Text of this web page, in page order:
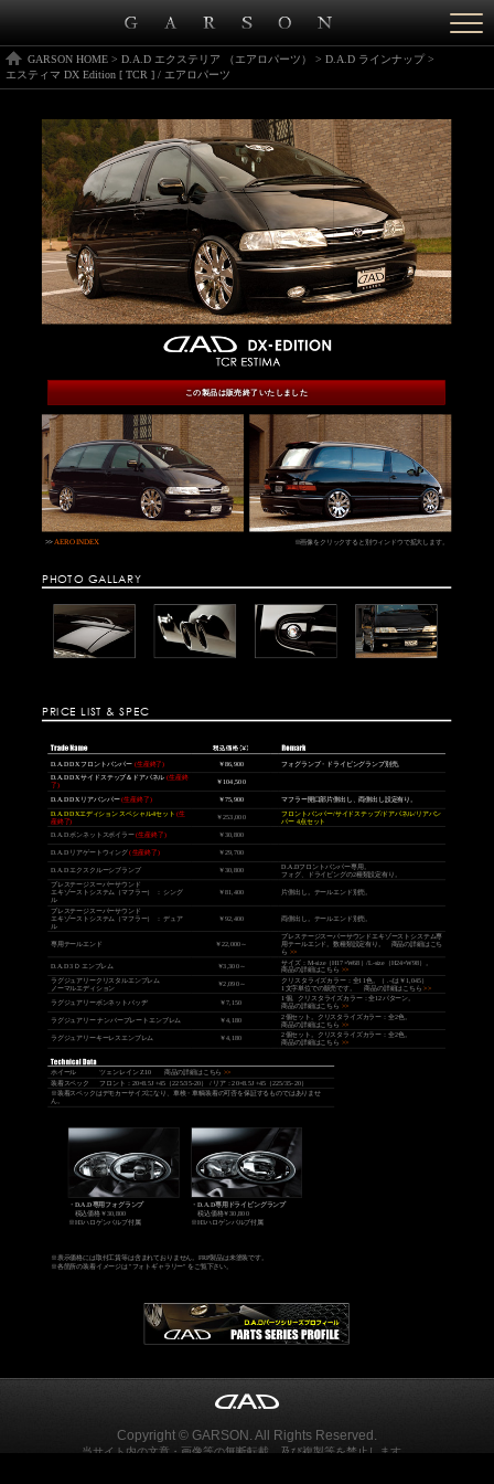
GARSON HOME > D.A.D エクステリア （エアロパーツ） > D.A.D ラインナップ>
エスティマ DX Edition [ TCR ] / エアロパーツ
この製品は販売終了いたしました
>>AERO INDEX ※画像をクリックすると別ウィンドウで拡大します。
PHOTO GALLARY
PRICE LIST & SPEC
D.A.D DX フロントバンパー (生産終了) ￥86,900 フォグランプ・ドライビングランプ別売。
D.A.D DX サイドステップ＆ドアパネル (生産終
了)
￥104,500
D.A.D DX リアバンパー(生産終了) ￥75,900
マフラー開口部片側出し、両側出し設定有り。
D.A.D DXエディション スペシャル4セット (生
産終了)
￥253,000
フロントバンパー/サイドステップ/ドアパネル/リアバン
パー 4点セット
D.A.D ボンネットスポイラー(生産終了) ￥30,800
D.A.D リアゲートウィング(生産終了) ￥29,700
D.A.D エクスクルーシブランプ ￥30,800
D.A.Dフロントバンパー専用。
フォグ、ドライビングの2種類設定有り。
プレステージスーパーサウンド
エキゾーストシステム（マフラー） ： シング
ル
￥81,400 片側出し。テールエンド別売。
プレステージスーパーサウンド
エキゾーストシステム（マフラー） ： デュア
ル
￥92,400 両側出し。テールエンド別売。
専用テールエンド ￥22,000～
プレステージスーパーサウンドエキゾーストシステム専
用テールエンド。数種類設定有り。商品の詳細はこち
ら >>
D.A.D 3Ｄ エンブレム ￥3,300～
サイズ：M-size（H17×W68）/L-size（H24×W98）。
商品の詳細はこちら >>
ラグジュアリークリスタルエンブレム
ノーマルエディション
￥2,090～ クリスタライズカラー：全11色。（ .-/は ￥1,045）
1文字単位での販売です。商品の詳細はこちら >>
ラグジュアリーボンネットバッヂ
￥7,150 1個。クリスタライズカラー：全12パターン。
商品の詳細はこちら >>
ラグジュアリー ナンバープレートエンブレム
￥4,180
2個セット。クリスタライズカラー：全2色。
商品の詳細はこちら >>
ラグジュアリーキーレスエンブレム
￥4,180
2個セット。クリスタライズカラー：全2色。
商品の詳細はこちら >>
ホイール ツェンレイン Z10商品の詳細はこちら >>
装着スペック
フロント：20×8.5J +45（225/35-20） / リア：20×8.5J +45（225/35-20）
※装着スペックはデモカーサイズになり、車検・車輌装着の可否を保証するものではありませ
ん。
・ D.A.D専用フォグランプ
税込価格￥30,800
※H3ハロゲンバルブ付属
・ D.A.D専用ドライビングランプ
税込価格￥30,800
※H3ハロゲンバルブ付属
※表示価格には取付工賃等は含まれておりません。FRP製品は未塗装です。
※各箇所の装着イメージは "フォトギャラリー" をご覧下さい。
Copyright © GARSON. All Rights Reserved.
当サイト内の文章・画像等の無断転載、及び複製等を禁止します。